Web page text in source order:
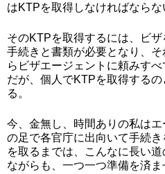
はKTPを取得しなければならな
そのKTPを取得するには、ビ
手続きと書類が必要となり、
らビザエージェントに頼みす
だが、個人でKTPを取得する
る。
今、金無し、時間ありの私は
の足で各官庁に出向いて手続
を取るまでは、こんなに長い
ながらも、一つ一つ準備を済ま